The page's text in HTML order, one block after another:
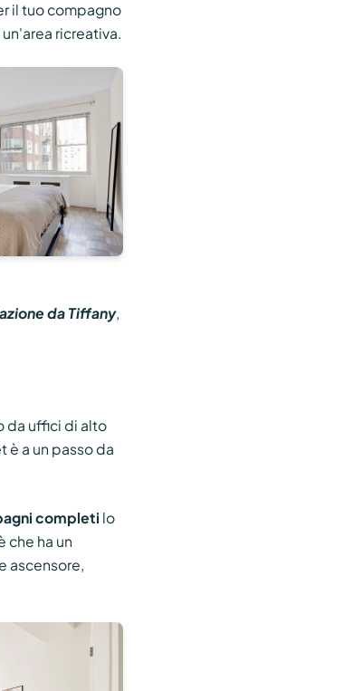
il tuo compagno
ricreativa.
da Tiffany,
da uffici di alto
a un passo da
completi lo
che ha un
ascensore,